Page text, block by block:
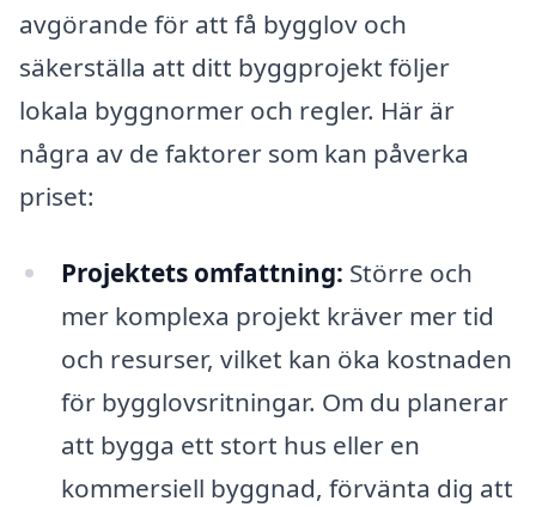
avgörande för att få bygglov och
säkerställa att ditt byggprojekt följer
lokala byggnormer och regler. Här är
några av de faktorer som kan påverka
priset:
Projektets omfattning: Större och
mer komplexa projekt kräver mer tid
och resurser, vilket kan öka kostnaden
för bygglovsritningar. Om du planerar
att bygga ett stort hus eller en
kommersiell byggnad, förvänta dig att